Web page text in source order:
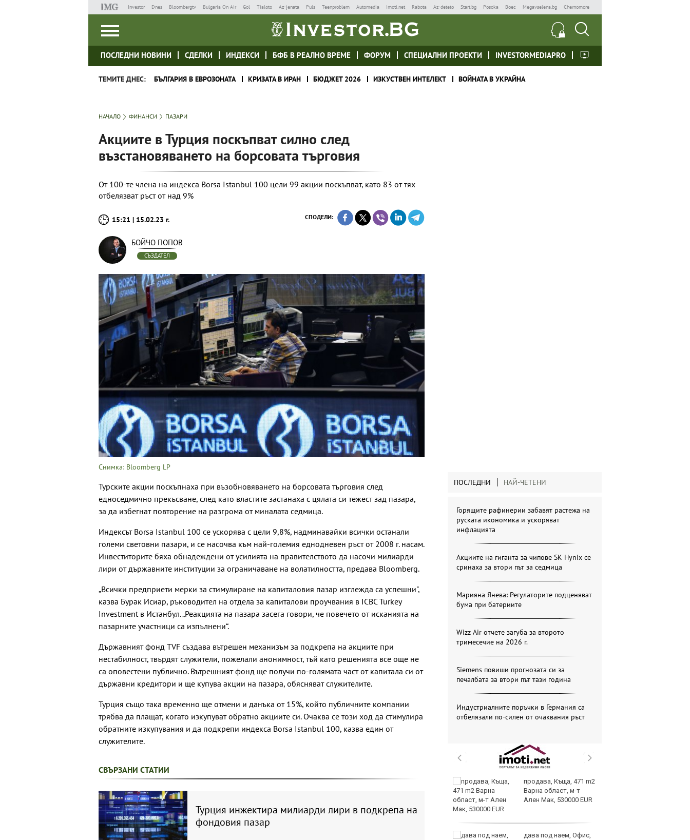
Investor Dnes Bloombergtv Bulgaria On Air Gol Tialoto Az-jenata Puls Teenproblem Automedia Imoti.net Rabota Az-deteto Start.bg Posoka Boec Megavselena.bg Chernomore
ПОСЛЕДНИ НОВИНИ СДЕЛКИ ИНДЕКСИ БФБ В РЕАЛНО ВРЕМЕ ФОРУМ СПЕЦИАЛНИ ПРОЕКТИ INVESTORMEDIAPRO
ТЕМИТЕ ДНЕС: БЪЛГАРИЯ В ЕВРОЗОНАТА КРИЗАТА В ИРАН БЮДЖЕТ 2026 ИЗКУСТВЕН ИНТЕЛЕКТ ВОЙНАТА В УКРАЙНА
НАЧАЛО ФИНАНСИ ПАЗАРИ
Акциите в Турция поскъпват силно след
възстановяването на борсовата търговия
От 100-те члена на индекса Borsa Istanbul 100 цели 99 акции поскъпват, като 83 от тях
отбелязват ръст от над 9%
15:21 | 15.02.23 г. СПОДЕЛИ:
БОЙЧО ПОПОВ
СЪЗДАТЕЛ
Снимка: Bloomberg LP
Турските акции поскъпнаха при възобновяването на борсовата търговия след
едноседмично прекъсване, след като властите застанаха с цялата си тежест зад пазара,
за да избегнат повторение на разгрома от миналата седмица.
Индексът Borsa Istanbul 100 се ускорява с цели 9,8%, надминавайки всички останали
големи световни пазари, и се насочва към най-големия еднодневен ръст от 2008 г. насам.
Инвеститорите бяха обнадеждени от усилията на правителството да насочи милиарди
лири от държавните институции за ограничаване на волатилността, предава Bloomberg.
„Всички предприети мерки за стимулиране на капиталовия пазар изглежда са успешни",
казва Бурак Исиар, ръководител на отдела за капиталови проучвания в ICBC Turkey
Investment в Истанбул. „Реакцията на пазара засега говори, че повечето от исканията на
пазарните участници са изпълнени“.
Държавният фонд TVF създава вътрешен механизъм за подкрепа на акциите при
нестабилност, твърдят служители, пожелали анонимност, тъй като решенията все още не
са оповестени публично. Вътрешният фонд ще получи по-голямата част от капитала си от
държавни кредитори и ще купува акции на пазара, обясняват служителите.
Турция също така временно ще отмени и данъка от 15%, който публичните компании
трябва да плащат, когато изкупуват обратно акциите си. Очаква се този ход да стимулира
обратните изкупувания и да подкрепи индекса Borsa Istanbul 100, казва един от
служителите.
СВЪРЗАНИ СТАТИИ
Турция инжектира милиарди лири в подкрепа на
фондовия пазар
ПОСЛЕДНИ НАЙ-ЧЕТЕНИ
Горящите рафинерии забавят растежа на
руската икономика и ускоряват
инфлацията
Акциите на гиганта за чипове SK Hynix се
сринаха за втори път за седмица
Марияна Янева: Регулаторите подценяват
бума при батериите
Wizz Air отчете загуба за второто
тримесечие на 2026 г.
Siemens повиши прогнозата си за
печалбата за втори път тази година
Индустриалните поръчки в Германия са
отбелязали по-силен от очаквания ръст
Райони във Варна
продава, Къща, 471 m2
Варна област, м-т
Ален Мак, 530000 EUR
дава под наем, Офис,